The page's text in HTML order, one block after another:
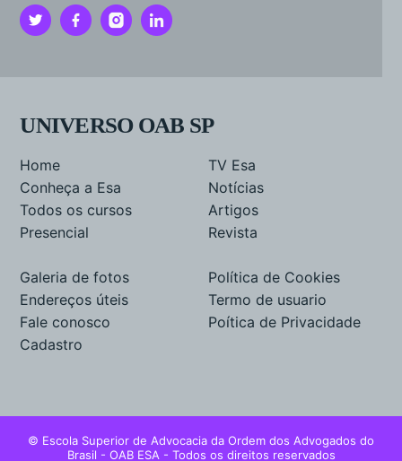
UNIVERSO OAB SP
Home
Conheça a Esa
Todos os cursos
Presencial
TV Esa
Notícias
Artigos
Revista
Galeria de fotos
Endereços úteis
Fale conosco
Cadastro
Política de Cookies
Termo de usuario
Poítica de Privacidade
© Escola Superior de Advocacia da Ordem dos Advogados do
Brasil - OAB ESA - Todos os direitos reservados